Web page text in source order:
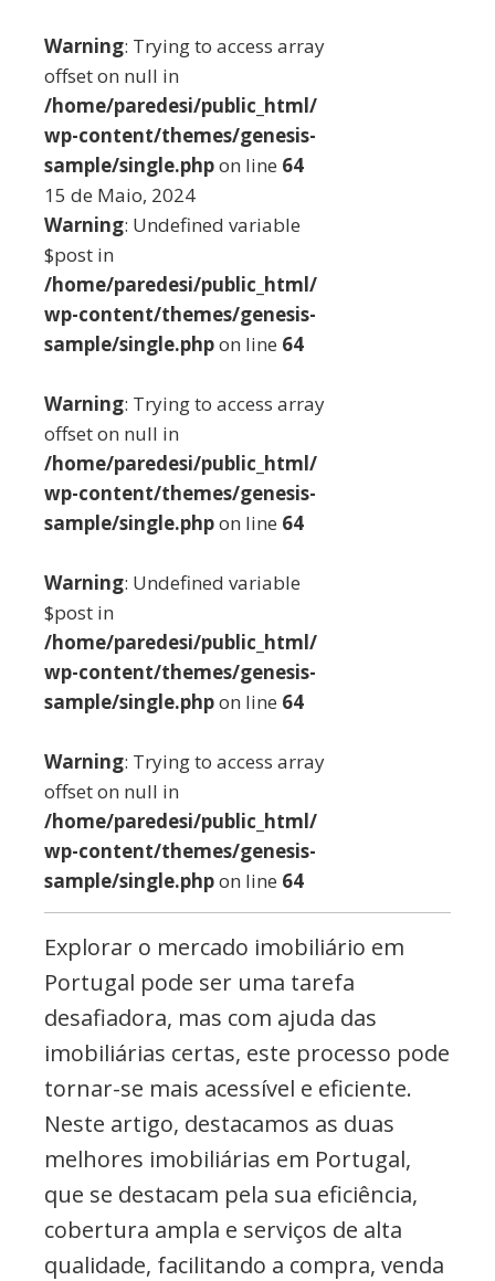
Warning: Trying to access array
offset on null in
/home/paredesi/public_html/
wp-content/themes/genesis-
sample/single.phpon line 64
15 de Maio, 2024
Warning: Undefined variable
$post in
/home/paredesi/public_html/
wp-content/themes/genesis-
sample/single.phpon line 64
Warning: Trying to access array
offset on null in
/home/paredesi/public_html/
wp-content/themes/genesis-
sample/single.phpon line 64
Warning: Undefined variable
$post in
/home/paredesi/public_html/
wp-content/themes/genesis-
sample/single.phpon line 64
Warning: Trying to access array
offset on null in
/home/paredesi/public_html/
wp-content/themes/genesis-
sample/single.phpon line 64
Explorar o mercado imobiliário em
Portugal pode ser uma tarefa
desafiadora, mas com ajuda das
imobiliárias certas, este processo pode
tornar-se mais acessível e eficiente.
Neste artigo, destacamos as duas
melhores imobiliárias em Portugal,
que se destacam pela sua eficiência,
cobertura ampla e serviços de alta
qualidade, facilitando a compra, venda